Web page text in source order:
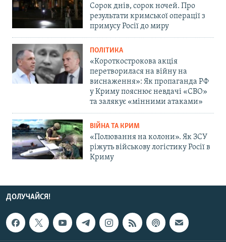
Сорок днів, сорок ночей. Про
результати кримської операції з
примусу Росії до миру
ПОЛІТИКА
«Короткострокова акція
перетворилася на війну на
виснаження»: Як пропаганда РФ
у Криму пояснює невдачі «СВО»
та залякує «мінними атаками»
ВІЙНА ТА КРИМ
«Полювання на колони». Як ЗСУ
ріжуть військову логістику Росії в
Криму
ДОЛУЧАЙСЯ!